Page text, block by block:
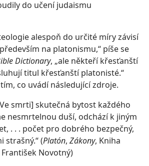
do učení judaismu
alespoň do určité míry závisí
na platonismu,“ píše se
Dictionary, „ale někteří křesťanští
titul křesťanští platonisté.“
co uvádí následující zdroje.
smrti] skutečná bytost každého
nesmrtelnou duší, odchází k jiným
. . . počet pro dobrého bezpečný,
strašný.“ (Platón, Zákony, Kniha
Novotný)